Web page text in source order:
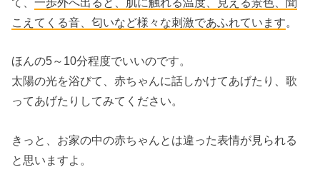
こえてくる音、匂いなど様々な刺激であふれています。
ほんの5～10分程度でいいのです。
太陽の光を浴びて、赤ちゃんに話しかけてあげたり、歌
ってあげたりしてみてください。
きっと、お家の中の赤ちゃんとは違った表情が見られる
と思いますよ。